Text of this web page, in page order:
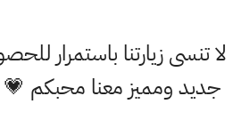
لا تنسى زيارتنا باستمرار
جديد ومميز معنا محبكم